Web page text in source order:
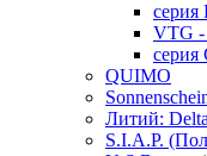
серия
VTG -
серия
QUIMO
Литий:
S.I.A.P.